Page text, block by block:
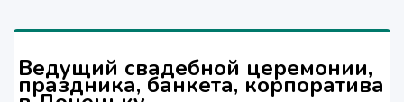
Ведущий свадебной церемонии,
праздника, банкета, корпоратива